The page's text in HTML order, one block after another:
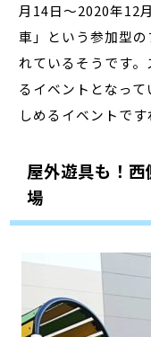
月14日～2020年12
車」という参加型
れているそうです
るイベントとなっ
しめるイベントです
屋外遊具も！
場